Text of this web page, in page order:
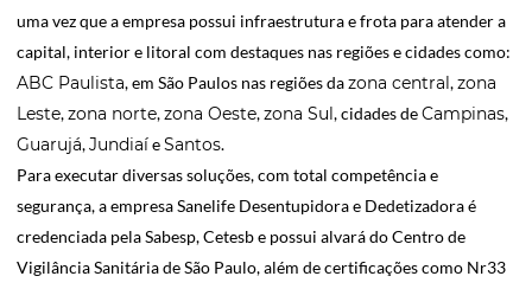
uma vez que a empresa possui infraestrutura e frota para atender a
capital, interior e litoral com destaques nas regiões e cidades como:
ABC Paulista, em São Paulos nas regiões dazona central ,zona
Leste,zona norte,zona Oeste,zona Sul , cidades deCampinas,
Guarujá,JundiaíeSantos.
Para executar diversas soluções, com total competência e
segurança, a empresa Sanelife Desentupidora e Dedetizadora é
credenciada pela Sabesp, Cetesb e possui alvará do Centro de
Vigilância Sanitária de São Paulo, além de certificações como Nr33